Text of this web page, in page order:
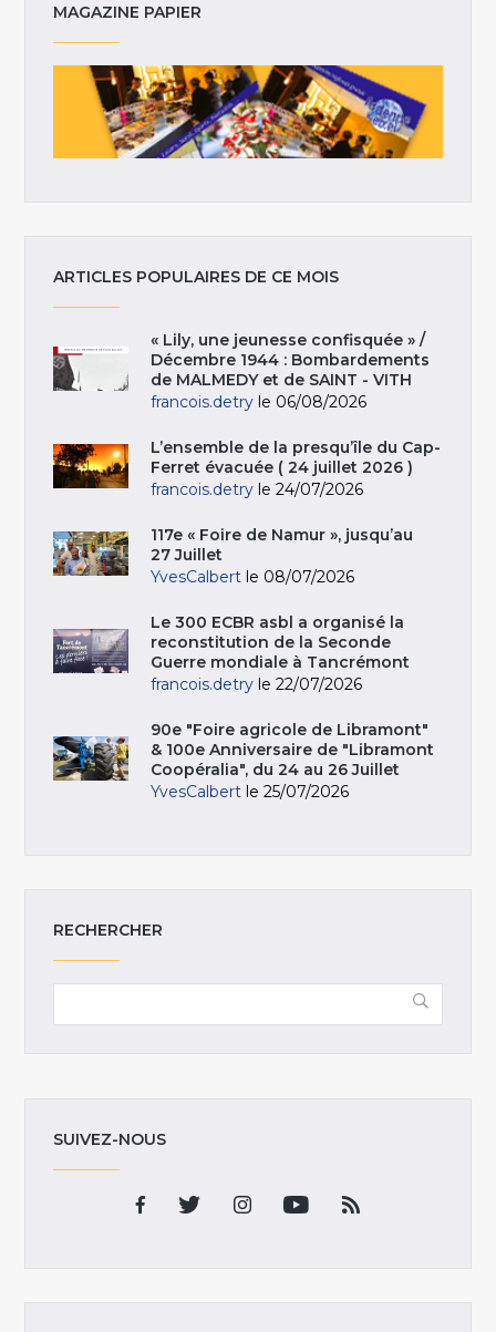
MAGAZINE PAPIER
ARTICLES POPULAIRES DE CE MOIS
« Lily, une jeunesse confisquée » /
Décembre 1944 : Bombardements
de MALMEDY et de SAINT - VITH
francois.detry le 06/08/2026
L’ensemble de la presqu’île du Cap-
Ferret évacuée ( 24 juillet 2026 )
francois.detry le 24/07/2026
117e « Foire de Namur », jusqu’au
27 Juillet
YvesCalbert le 08/07/2026
Le 300 ECBR asbl a organisé la
reconstitution de la Seconde
Guerre mondiale à Tancrémont
francois.detry le 22/07/2026
90e "Foire agricole de Libramont"
& 100e Anniversaire de "Libramont
Coopéralia", du 24 au 26 Juillet
YvesCalbert le 25/07/2026
RECHERCHER
SUIVEZ-NOUS